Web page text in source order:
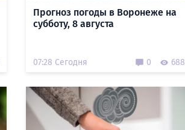
Прогноз погоды в Воронеже на
субботу, 8 августа
07:28 Сегодня 0 688